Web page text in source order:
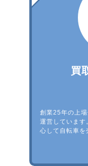
買
創業25年の上
運営しています
心して自転車を